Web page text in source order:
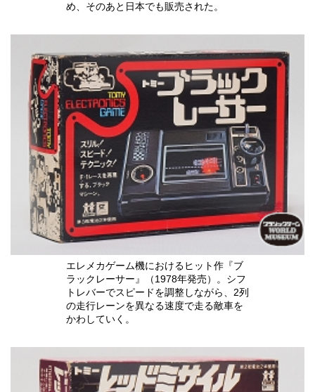
め、そのあと日本でも販売された。
エレメカゲーム機におけるヒット作『ブ
ラックレーサー』（1978年発売）。シフ
トレバーでスピードを調整しながら、2列
の走行レーンを異なる速度で走る敵車を
かわしていく。